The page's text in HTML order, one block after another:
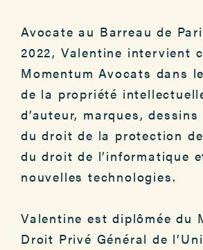
Avocate au Barreau de
2022, Valentine intervient
Momentum Avocats dans
de la propriété
d’auteur, marques,
du droit de la protection
du droit de l’informatique
nouvelles technologies.
Valentine est diplômée du
Droit Privé Général de